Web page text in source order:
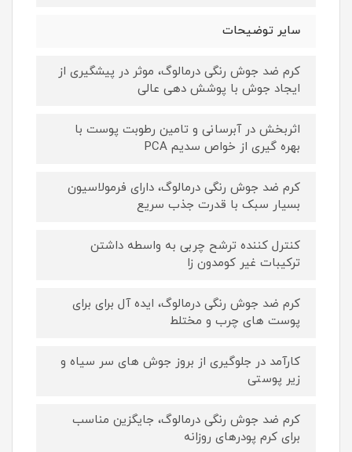
سایر توضیحات
کرم ضد جوش رنگی درمالوگ، موثر در پیشگیری از
ایجاد جوش با پوشش دهی عالی
اثربخش در آبرسانی و تامین رطوبت پوست با
بهره گیری از خواص سدیم PCA
کرم ضد جوش رنگی درمالوگ، دارای فرمولاسیون
بسیار سبک با قدرت جذب سریع
کنترل کننده ترشح چربی به واسطه داشتن
ترکیبات غیر کومدون زا
کرم ضد جوش رنگی درمالوگ، ایده آل برای برای
پوست های چرب و مختلط
کارآمد در جلوگیری از بروز جوش های سر سیاه و
زیر پوستی
کرم ضد جوش رنگی درمالوگ، جایگزین مناسب
برای کرم پودرهای روزانه